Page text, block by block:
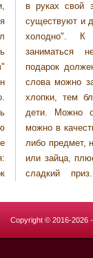
Copyright © 2016-2026 -